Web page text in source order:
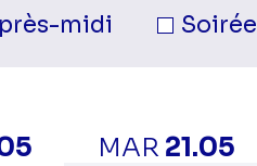
midi Soirée
MAR 21.05